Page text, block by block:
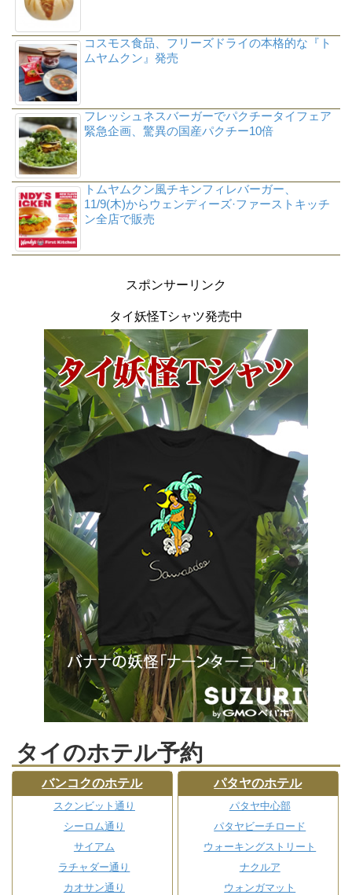
コスモス食品、フリーズドライの本格的な『ト
ムヤムクン』発売
フレッシュネスバーガーでパクチータイフェア
緊急企画、驚異の国産パクチー10倍
トムヤムクン風チキンフィレバーガー、
11/9(木)からウェンディーズ·ファーストキッチ
ン全店で販売
スポンサーリンク
タイ妖怪Tシャツ発売中
タイのホテル予約
バンコクのホテル
スクンビット通り
シーロム通り
サイアム
ラチャダー通り
カオサン通り
パタヤのホテル
パタヤ中心部
パタヤビーチロード
ウォーキングストリート
ナクルア
ウォンガマット